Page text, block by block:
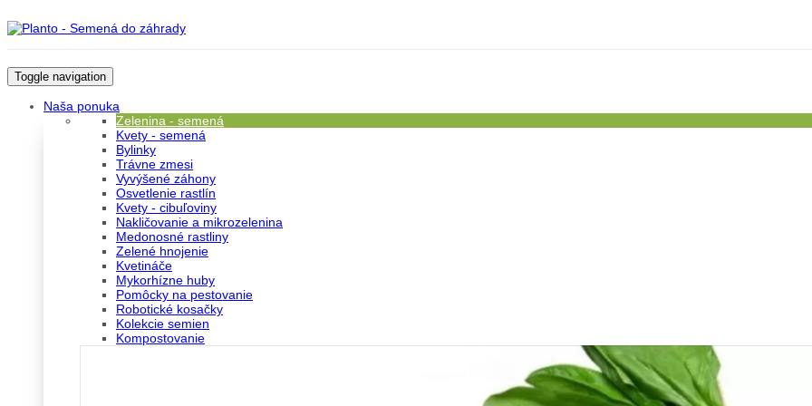
Toggle navigation
Naša ponuka
Zelenina - semená
Kvety - semená
Bylinky
Trávne zmesi
Vyvýšené záhony
Osvetlenie rastlín
Kvety - cibuľoviny
Nakličovanie a mikrozelenina
Medonosné rastliny
Zelené hnojenie
Kvetináče
Mykorhízne huby
Pomôcky na pestovanie
Robotické kosačky
Kolekcie semien
Kompostovanie